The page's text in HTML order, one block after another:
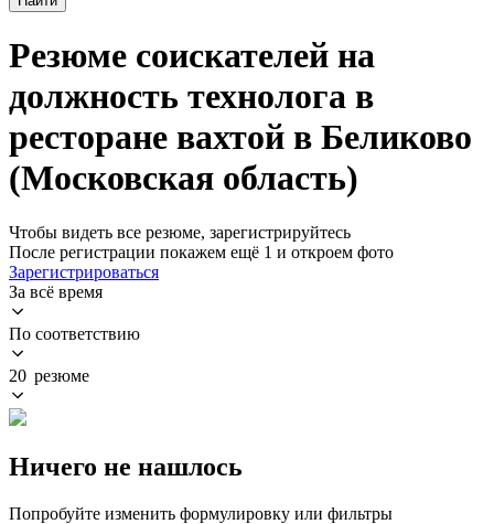
Резюме соискателей на
должность технолога в
ресторане вахтой в Беликово
(Московская область)
Чтобы видеть все резюме, зарегистрируйтесь
После регистрации покажем ещё 1 и откроем фото
Зарегистрироваться
За всё время
По соответствию
20 резюме
Ничего не нашлось
Попробуйте изменить формулировку или фильтры